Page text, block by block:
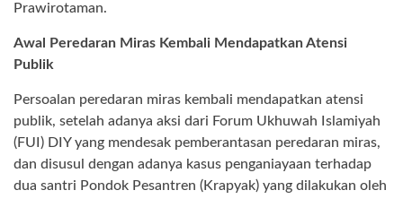
Prawirotaman.
Awal Peredaran Miras Kembali Mendapatkan Atensi
Publik
Persoalan peredaran miras kembali mendapatkan atensi
publik, setelah adanya aksi dari Forum Ukhuwah Islamiyah
(FUI) DIY yang mendesak pemberantasan peredaran miras,
dan disusul dengan adanya kasus penganiayaan terhadap
dua santri Pondok Pesantren (Krapyak) yang dilakukan oleh